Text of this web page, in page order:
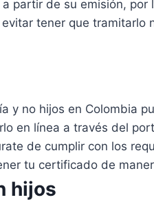
partir de su emisión, por
tener que tramitarlo
y no hijos en Colombia
en línea a través del
de cumplir con los
tu certificado de
hijos